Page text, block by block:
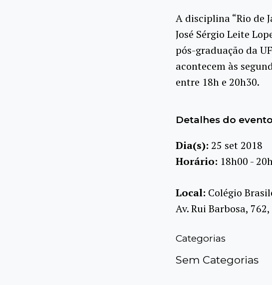
A disciplina “Rio de
José Sérgio Leite
pós-graduação da
acontecem às
entre 18h e 20h30.
Detalhes do
Dia(s): 25 set 2018
Horário: 18h00 -
Local: Colégio
Av. Rui Barbosa,
Categorias
Sem Categorias